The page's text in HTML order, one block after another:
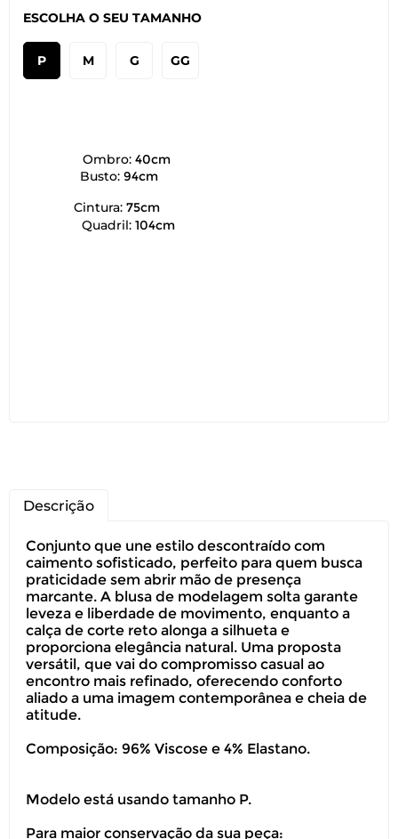
ESCOLHA O SEU TAMANHO
P M G GG
Ombro: 40cm
Busto: 94cm
Cintura: 75cm
Quadril: 104cm
Descrição
Conjunto que une estilo descontraído com
caimento sofisticado, perfeito para quem busca
praticidade sem abrir mão de presença
marcante. A blusa de modelagem solta garante
leveza e liberdade de movimento, enquanto a
calça de corte reto alonga a silhueta e
proporciona elegância natural. Uma proposta
versátil, que vai do compromisso casual ao
encontro mais refinado, oferecendo conforto
aliado a uma imagem contemporânea e cheia de
atitude.
Composição: 96% Viscose e 4% Elastano.
Modelo está usando tamanho P.
Para maior conservação da sua peça: